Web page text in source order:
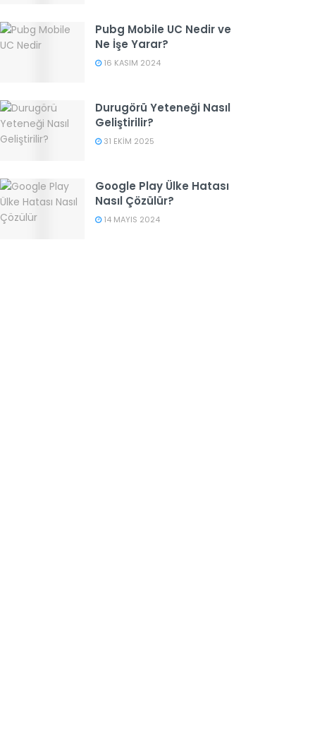
Pubg Mobile UC Nedir ve
Ne İşe Yarar?
16 KASIM 2024
Durugörü Yeteneği Nasıl
Geliştirilir?
31 EKIM 2025
Google Play Ülke Hatası
Nasıl Çözülür?
14 MAYIS 2024